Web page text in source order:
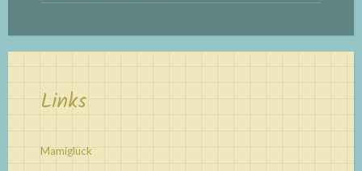
Links
Mamiglück